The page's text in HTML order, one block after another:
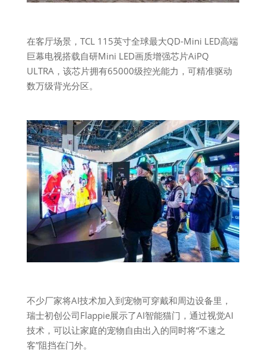
在客厅场景，TCL 115英寸全球最大QD-Mini LED高端
巨幕电视搭载自研Mini LED画质增强芯片AiPQ
ULTRA，该芯片拥有65000级控光能力，可精准驱动
数万级背光分区。
不少厂家将AI技术加入到宠物可穿戴和周边设备里，
瑞士初创公司Flappie展示了AI智能猫门，通过视觉AI
技术，可以让家庭的宠物自由出入的同时将“不速之
客”阻挡在门外。